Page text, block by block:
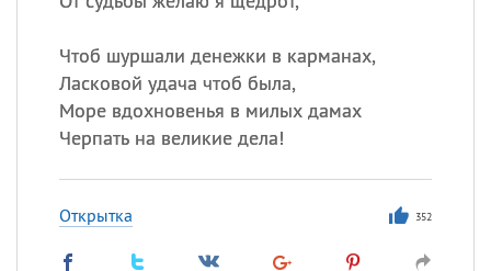
Чтоб шуршали денежки в карманах,
Ласковой удача чтоб была,
Море вдохновенья в милых дамах
Черпать на великие дела!
Открытка 352